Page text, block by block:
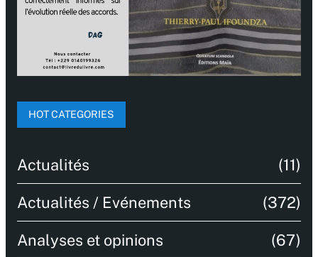
HOT CATEGORIES
Actualités (11)
Actualités / Evénements (372)
Analyses et opinions (67)